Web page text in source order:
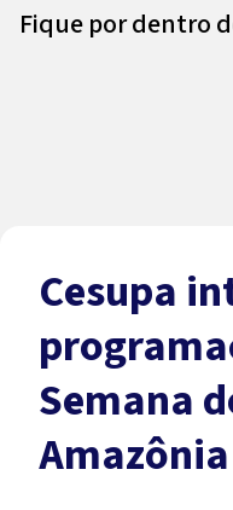
Fique por dentro
Cesupa
Semana
Amazônia